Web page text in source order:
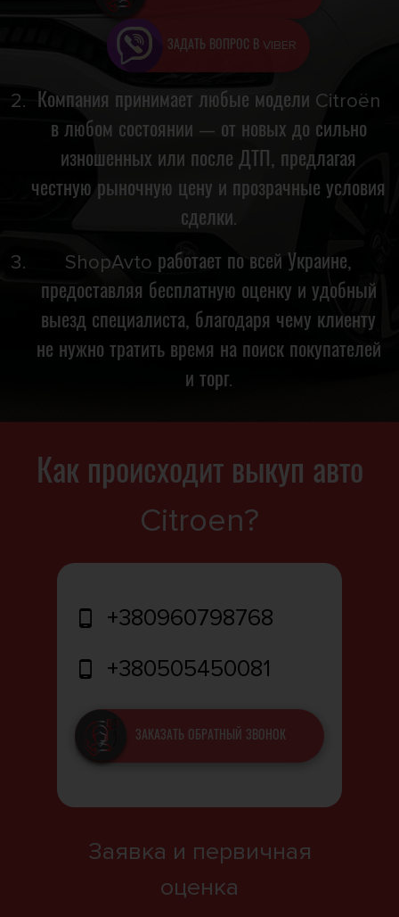
ЗАДАТЬ ВОПРОС В VIBER
Компания принимает любые модели Citroën
в любом состоянии — от новых до сильно
изношенных или после ДТП, предлагая
честную рыночную цену и прозрачные условия
сделки.
ShopAvto работает по всей Украине,
предоставляя бесплатную оценку и удобный
выезд специалиста, благодаря чему клиенту
не нужно тратить время на поиск покупателей
и торг.
Как происходит выкуп авто
Citroen?
+380960798768
+380505450081
ЗАКАЗАТЬ ОБРАТНЫЙ ЗВОНОК
Заявка и первичная
оценка